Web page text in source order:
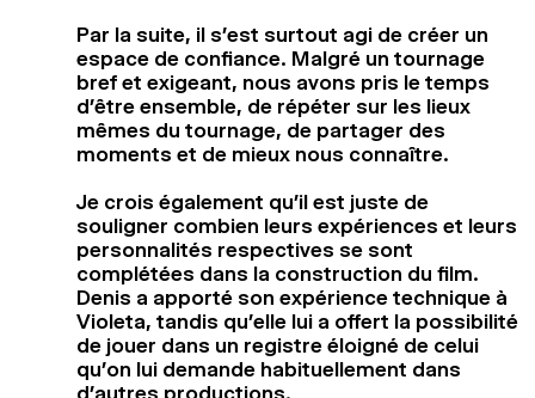
Par la suite, il s’est surtout agi de créer un
espace de confiance. Malgré un tournage
bref et exigeant, nous avons pris le temps
d’être ensemble, de répéter sur les lieux
mêmes du tournage, de partager des
moments et de mieux nous connaître.
Je crois également qu’il est juste de
souligner combien leurs expériences et leurs
personnalités respectives se sont
complétées dans la construction du film.
Denis a apporté son expérience technique à
Violeta, tandis qu’elle lui a offert la possibilité
de jouer dans un registre éloigné de celui
qu’on lui demande habituellement dans
d’autres productions.